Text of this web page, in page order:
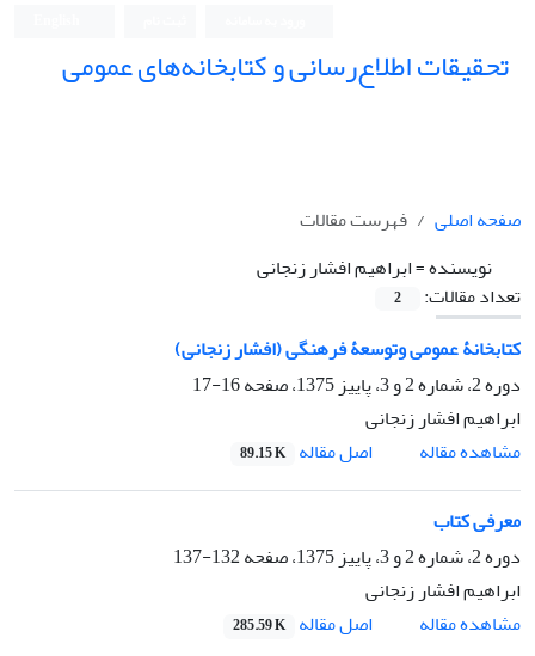
تحقیقات اطلاع‌رسانی و کتابخانه‌های عمومی
صفحه اصلی
فهرست مقالات
نویسنده =ابراهیم افشار زنجانی
تعداد مقالات:
2
کتابخانۀ عمومی وتوسعۀ فرهنگی (افشار زنجانی)
دوره 2، شماره 2 و 3، پاییز 1375، صفحه
16-17
ابراهیم افشار زنجانی
مشاهده مقاله
اصل مقاله 89.15 K
معرفی کتاب
دوره 2، شماره 2 و 3، پاییز 1375، صفحه
132-137
ابراهیم افشار زنجانی
مشاهده مقاله
اصل مقاله 285.59 K